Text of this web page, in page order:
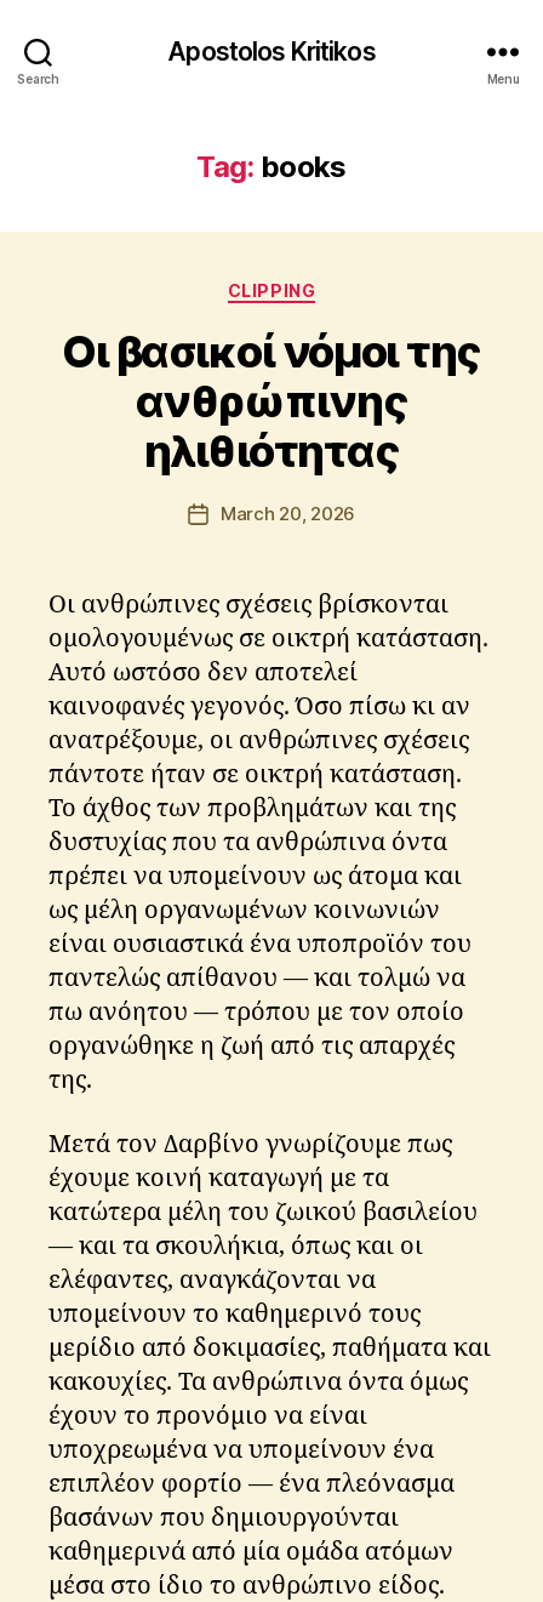
Search
Apostolos Kritikos
Menu
Tag: books
Categories
CLIPPING
Οι βασικοί νόμοι της
ανθρώπινης
ηλιθιότητας
Post
author
B
A
p
o
s
t
o
o
ri
ti
k
o
s
PostMarch 20, 2026
Οι ανθρώπινες σχέσεις βρίσκονται
ομολογουμένως σε οικτρή κατάσταση.
Αυτό ωστόσο δεν αποτελεί
καινοφανές γεγονός. Όσο πίσω κι αν
ανατρέξουμε, οι ανθρώπινες σχέσεις
πάντοτε ήταν σε οικτρή κατάσταση.
Το άχθος των προβλημάτων και της
δυστυχίας που τα ανθρώπινα όντα
πρέπει να υπομείνουν ως άτομα και
ως μέλη οργανωμένων κοινωνιών
είναι ουσιαστικά ένα υποπροϊόν του
παντελώς απίθανου — και τολμώ να
πω ανόητου — τρόπου με τον οποίο
οργανώθηκε η ζωή από τις απαρχές
της.
Μετά τον Δαρβίνο γνωρίζουμε πως
έχουμε κοινή καταγωγή με τα
κατώτερα μέλη του ζωικού βασιλείου
— και τα σκουλήκια, όπως και οι
ελέφαντες, αναγκάζονται να
υπομείνουν το καθημερινό τους
μερίδιο από δοκιμασίες, παθήματα και
κακουχίες. Τα ανθρώπινα όντα όμως
έχουν το προνόμιο να είναι
υποχρεωμένα να υπομείνουν ένα
επιπλέον φορτίο — ένα πλεόνασμα
βασάνων που δημιουργούνται
καθημερινά από μία ομάδα ατόμων
μέσα στο ίδιο το ανθρώπινο είδος.